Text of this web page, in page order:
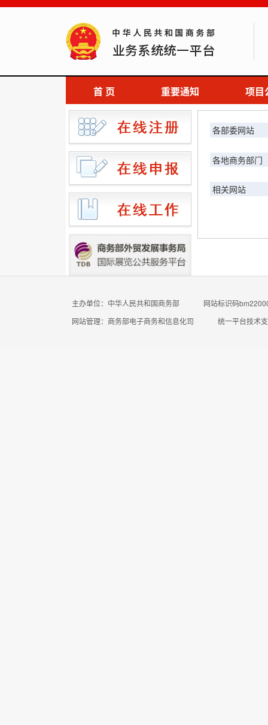
首 页 重要通知 项目
各部委网站
各地商务部门
相关网站
主办单位：中华人民共和国商务部
网站标识码
网站管理：商务部电子商务和信息化司
统一平台技术